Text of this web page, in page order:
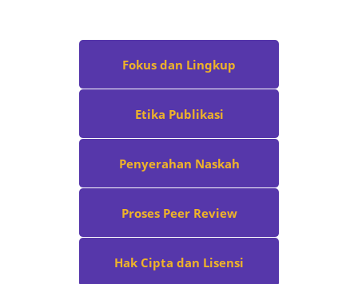
Fokus dan Lingkup
Etika Publikasi
Penyerahan Naskah
Proses Peer Review
Hak Cipta dan Lisensi